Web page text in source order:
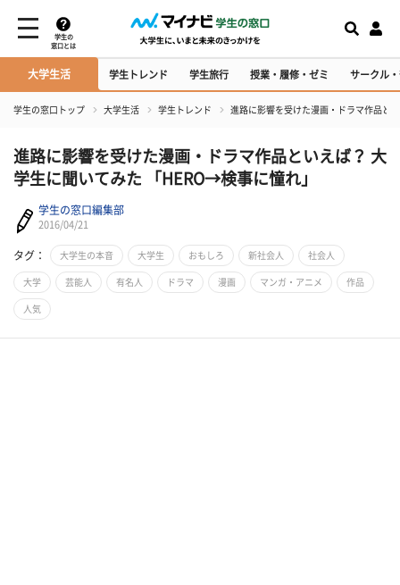
学生の
窓口とは
大学生活 学生トレンド 学生旅行 授業・履修・ゼミ サークル
学生の窓口トップ 大学生活 学生トレンド 進路に影響を受けた漫画・ドラマ作品と
進路に影響を受けた漫画・ドラマ作品といえば？ 大
学生に聞いてみた 「​HERO→検事に憧れ」
学生の窓口編集部
2016/04/21
タグ： 大学生の本音 大学生 おもしろ 新社会人 社会人
大学 芸能人 有名人 ドラマ 漫画 マンガ・アニメ 作品
人気